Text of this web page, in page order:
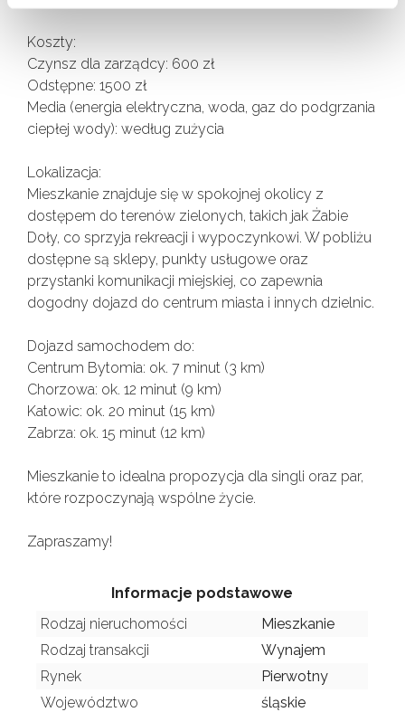
Koszty:
Czynsz dla zarządcy: 600 zł
Odstępne: 1500 zł
Media (energia elektryczna, woda, gaz do podgrzania
ciepłej wody): według zużycia
Lokalizacja:
Mieszkanie znajduje się w spokojnej okolicy z
dostępem do terenów zielonych, takich jak Żabie
Doły, co sprzyja rekreacji i wypoczynkowi. W pobliżu
dostępne są sklepy, punkty usługowe oraz
przystanki komunikacji miejskiej, co zapewnia
dogodny dojazd do centrum miasta i innych dzielnic.
Dojazd samochodem do:
Centrum Bytomia: ok. 7 minut (3 km)
Chorzowa: ok. 12 minut (9 km)
Katowic: ok. 20 minut (15 km)
Zabrza: ok. 15 minut (12 km)
Mieszkanie to idealna propozycja dla singli oraz par,
które rozpoczynają wspólne życie.
Zapraszamy!
Informacje podstawowe
Rodzaj nieruchomości
Mieszkanie
Rodzaj transakcji
Wynajem
Rynek
Pierwotny
Województwo
śląskie